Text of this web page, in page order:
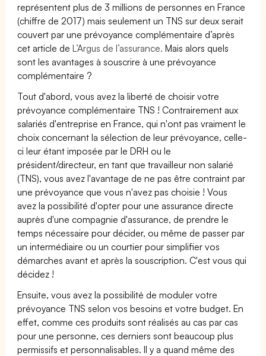
représentent plus de 3 millions de personnes en France
(chiffre de 2017) mais seulement un TNS sur deux serait
couvert par une prévoyance complémentaire d’après
cet article deL’Argus de l’assurance. Mais alors quels
sont les avantages à souscrire à une prévoyance
complémentaire ?
Tout d'abord, vous avez la liberté de choisir votre
prévoyance complémentaire TNS ! Contrairement aux
salariés d'entreprise en France, qui n'ont pas vraiment le
choix concernant la sélection de leur prévoyance, celle-
ci leur étant imposée par le DRH ou le
président/directeur, en tant que travailleur non salarié
(TNS), vous avez l'avantage de ne pas être contraint par
une prévoyance que vous n'avez pas choisie ! Vous
avez la possibilité d'opter pour une assurance directe
auprès d'une compagnie d'assurance, de prendre le
temps nécessaire pour décider, ou même de passer par
un intermédiaire ou un courtier pour simplifier vos
démarches avant et après la souscription. C'est vous qui
décidez !
Ensuite, vous avez la possibilité de moduler votre
prévoyance TNS selon vos besoins et votre budget. En
effet, comme ces produits sont réalisés au cas par cas
pour une personne, ces derniers sont beaucoup plus
permissifs et personnalisables. Il y a quand même des